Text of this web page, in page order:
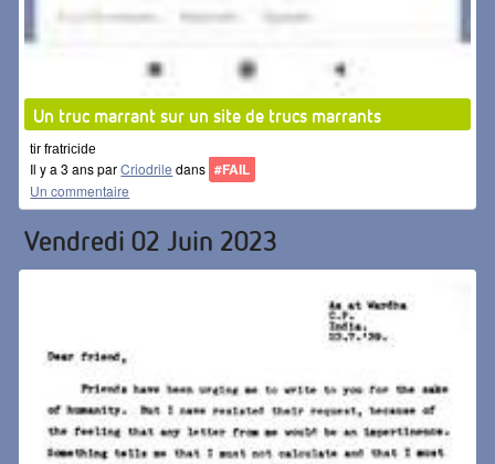
Un truc marrant sur un site de trucs marrants
tir fratricide
Il y a 3 ans parCriodrile dans #FAIL
Un commentaire
Vendredi 02 Juin 2023